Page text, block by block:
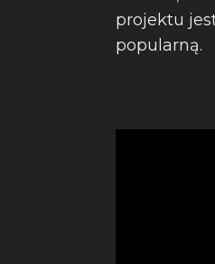
projektu
popularną.